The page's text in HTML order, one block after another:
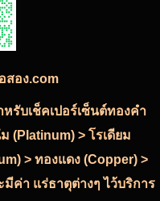
สอง.com
รับเช็คเปอร์เซ็นต์ทองคำ
(Platinum) > โรเดียม
> ทองแดง (Copper) >
มีค่า แร่ธาตุต่างๆ ไว้บริการ